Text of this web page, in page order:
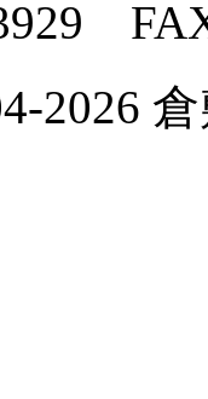
2026